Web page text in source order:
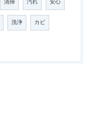
清掃 汚れ 安心
洗浄 カビ